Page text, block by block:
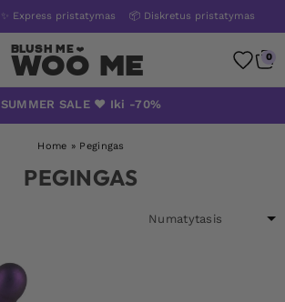
✨ Express pristatymas 📦 Diskretus pristatymas
Woo Me 0
SUMMER SALE ❤️ Iki -70%
Home » Pegingas
PEGINGAS